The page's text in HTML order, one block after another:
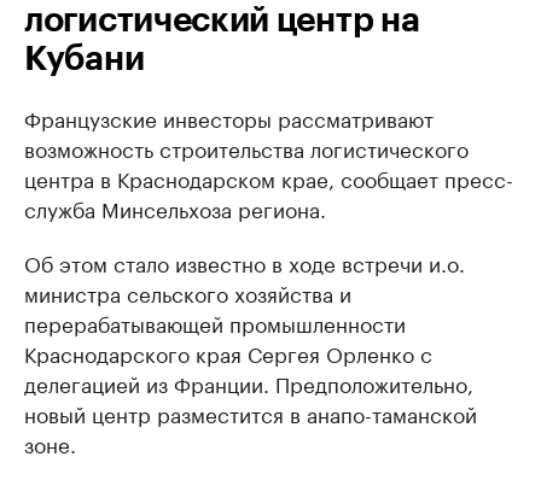
логистический центр на
Кубани
Французские инвесторы рассматривают
возможность строительства логистического
центра в Краснодарском крае, сообщает пресс-
служба Минсельхоза региона.
Об этом стало известно в ходе встречи и.о.
министра сельского хозяйства и
перерабатывающей промышленности
Краснодарского края Сергея Орленко с
делегацией из Франции. Предположительно,
новый центр разместится в анапо-таманской
зоне.